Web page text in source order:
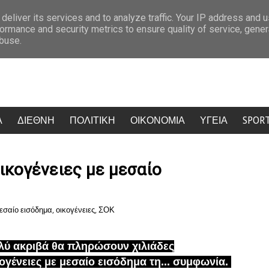
Μυστράς: «Άνοιγα τον καταψύκτη για να τον βλέπω» –
ΔΙΕΘΝΗ ΠΟΛΙΤΙΚΗ ΟΙΚΟΝΟΜΙΑ ΥΓΕΙΑ
με μεσαίο
εισόδημα, οικογένειες, ΣΟΚ
ακριβά θα πληρώσουν χιλιάδες
με μεσαίο εισόδημα τη... συμφωνία.
its services and to analyze traffic. Your IP address and
and security metrics to ensure quality of service,